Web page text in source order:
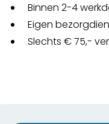
Binnen 2-4
Eigen
Slechts € 75,-